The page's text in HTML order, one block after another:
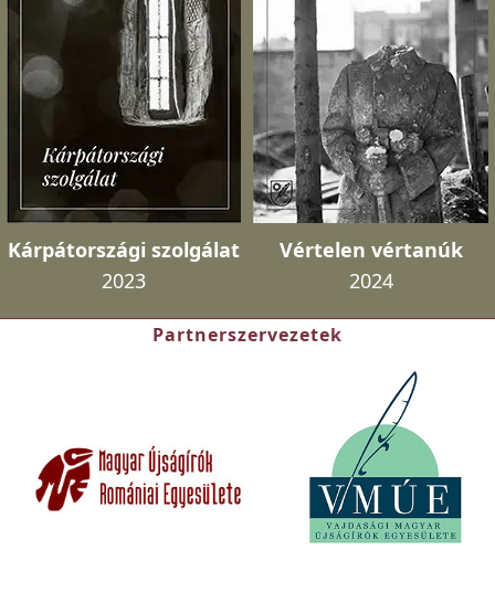
Kárpátországi szolgálat
2023
Vértelen vértanúk
2024
Partnerszervezetek